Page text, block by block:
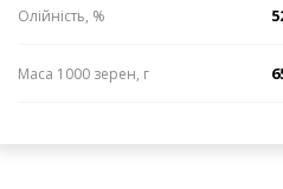
Олійність, %
Маса 1000 зерен, г